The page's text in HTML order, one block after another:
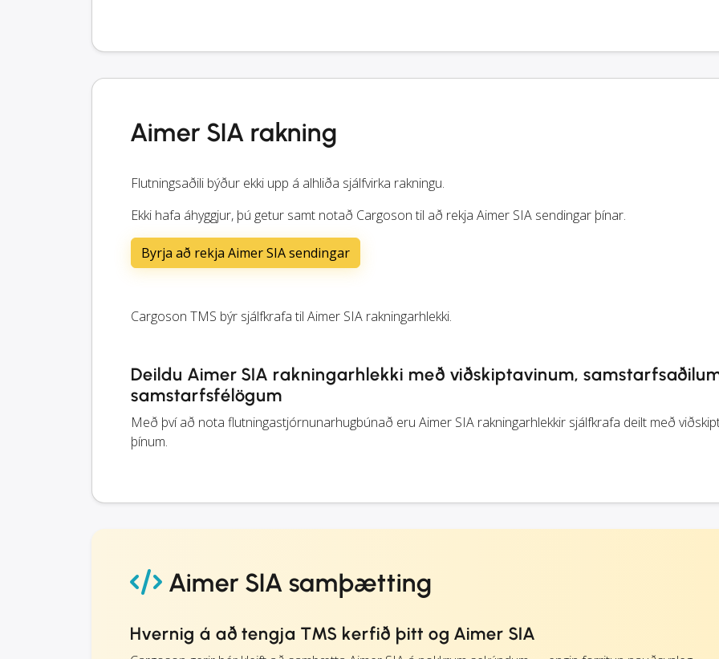
Aimer SIA rakning
Flutningsaðili býður ekki upp á alhliða sjálfvirka rakningu.
Ekki hafa áhyggjur, þú getur samt notað Cargoson til að rekja Aimer SIA sendingar þínar.
Byrja að rekja Aimer SIA sendingar
Cargoson TMS býr sjálfkrafa til Aimer SIA rakningarhlekki.
Deildu Aimer SIA rakningarhlekki með viðskiptavinum,
samstarfsfélögum
Með því að nota flutningastjórnunarhugbúnað eru Aimer SIA rakningarhlekkir sjálfkrafa deilt með
þínum.
Aimer SIA samþætting
Hvernig á að tengja TMS kerfið þitt og Aimer SIA